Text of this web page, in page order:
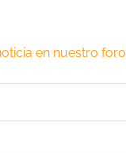
en nuestro foro